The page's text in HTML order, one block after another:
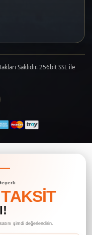
Saklıdır. 256bit SSL ile
şimdi değerlendirin.